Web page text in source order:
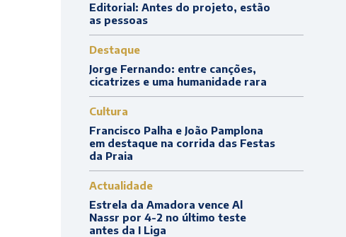
Editorial: Antes do projeto, estão
as pessoas
Destaque
Jorge Fernando: entre canções,
cicatrizes e uma humanidade rara
Cultura
Francisco Palha e João Pamplona
em destaque na corrida das Festas
da Praia
Actualidade
Estrela da Amadora vence Al
Nassr por 4-2 no último teste
antes da I Liga